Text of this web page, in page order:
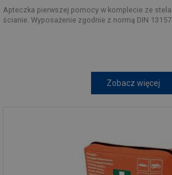
Apteczka pierwszej pomocy w komplecie ze
ścianie. Wyposażenie zgodnie z normą DIN
Zobacz więcej